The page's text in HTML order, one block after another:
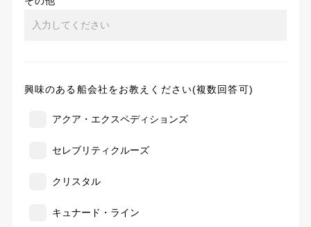
興味のある船会社をお教えください(複数回答可)
アクア・エクスペディションズ
セレブリティクルーズ
クリスタル
キュナード・ライン